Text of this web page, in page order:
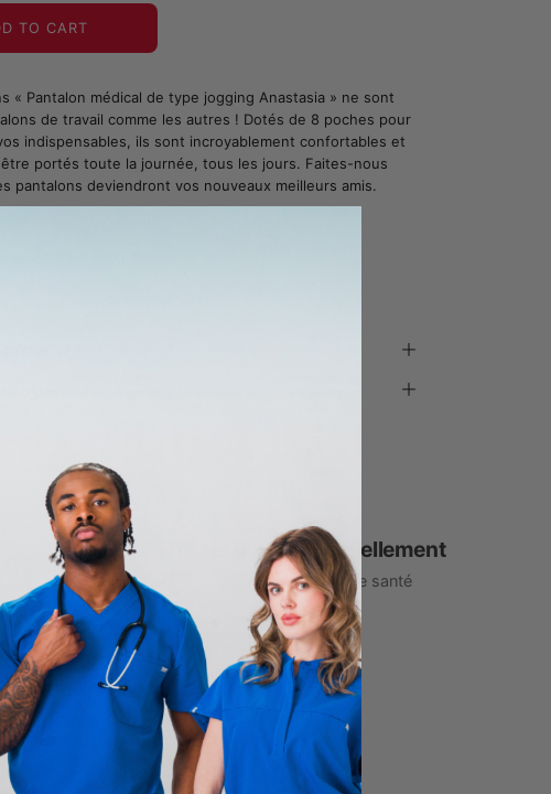
TO CART
« Pantalon médical de type jogging Anastasia » ne sont
de travail comme les autres ! Dotés de 8 poches pour
indispensables, ils sont incroyablement confortables et
portés toute la journée, tous les jours. Faites-nous
pantalons deviendront vos nouveaux meilleurs amis.
1% de dons donnés annuellement
aux associations de soins de santé